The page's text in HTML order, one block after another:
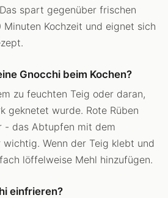
spart gegenüber frischen
Minuten Kochzeit und eignet sich
Gnocchi beim Kochen?
zu feuchten Teig oder daran,
geknetet wurde. Rote Rüben
- das Abtupfen mit dem
wichtig. Wenn der Teig klebt und
löffelweise Mehl hinzufügen.
einfrieren?